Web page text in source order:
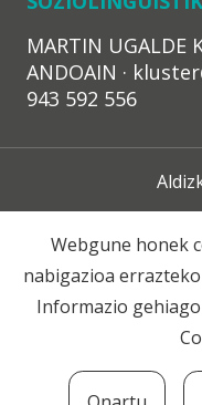
MARTIN UGALDE
ANDOAIN ·
943 592 556
Webgune honek
nabigazioa
Informazio